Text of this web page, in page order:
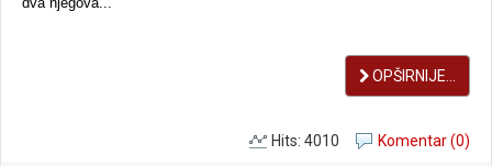
OPŠIRNIJE...
Komentar (0)
Hits: 4010